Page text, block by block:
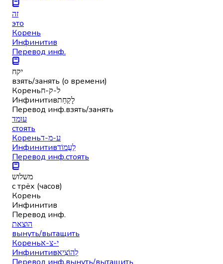
זה
это
Корень
Инфинитив
Перевод инф.
יקח
взять/занять (о времени)
Кореньל-ק-ח
Инфинитивלָקַחַת
Перевод инф.взять/занять
עומד
стоять
Кореньע-מ-ד
Инфинитивלַעֲמוֹד
Перевод инф.стоять
משלוש
с трёх (часов)
Корень
Инфинитив
Перевод инф.
הוצאת
вынуть/вытащить
Кореньי-צ-א
Инфинитивלְהוֹצִיא